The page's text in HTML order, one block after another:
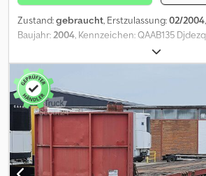
Zustand:gebraucht, Erstzulassung:02/2004
Baujahr:2004, Kennzeichen: QAAB135